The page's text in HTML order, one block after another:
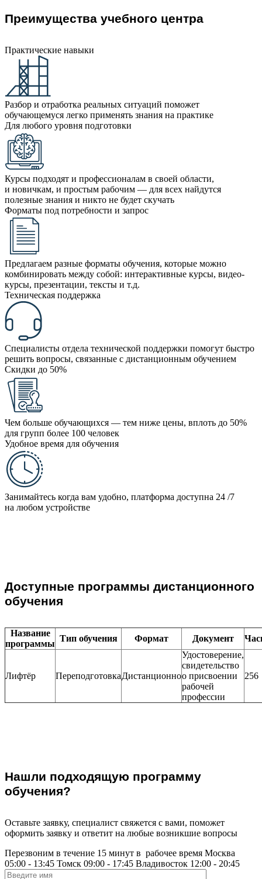
Преимущества учебного центра
Практические навыки
Разбор и отработка реальных ситуаций поможет
обучающемуся легко применять знания на практике
Для любого уровня подготовки
Курсы подходят и профессионалам в своей области,
и новичкам, и простым рабочим — для всех найдутся
полезные знания и никто не будет скучать
Форматы под потребности и запрос
Предлагаем разные форматы обучения, которые можно
комбинировать между собой: интерактивные курсы, видео-
курсы, презентации, тексты и т.д.
Техническая поддержка
Специалисты отдела технической поддержки помогут быстро
решить вопросы, связанные с дистанционным обучением
Скидки до 50%
Чем больше обучающихся — тем ниже цены, вплоть до 50%
для групп более 100 человек
Удобное время для обучения
Занимайтесь когда вам удобно, платформа доступна 24 /7
на любом устройстве
Доступные программы дистанционного
обучения
Название
программы
Тип обучения Формат Документ
Лифтёр ПереподготовкаДистанционно
Удостоверение,
свидетельство
о присвоении
рабочей
профессии
256
Нашли подходящую программу
обучения?
Оставьте заявку, специалист свяжется с вами, поможет
оформить заявку и ответит на любые возникшие вопросы
Перезвоним в течение 15 минут в рабочее время Москва
05:00 - 13:45 Томск 09:00 - 17:45 Владивосток 12:00 - 20:45